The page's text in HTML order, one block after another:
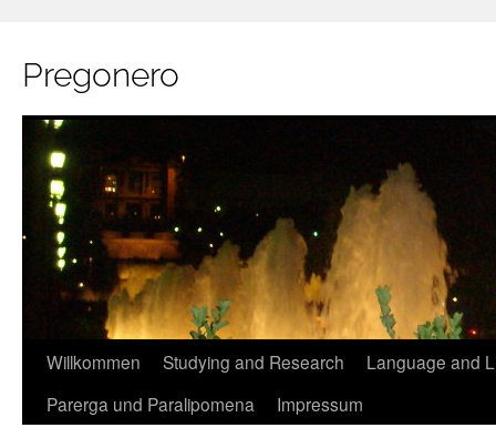
Pregonero
Skip
Willkommen Studying and Research
Language and
Parerga und Paralipomena
Impressum